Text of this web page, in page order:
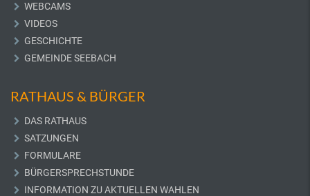
WEBCAMS
VIDEOS
GESCHICHTE
GEMEINDE SEEBACH
RATHAUS & BÜRGER
DAS RATHAUS
SATZUNGEN
FORMULARE
BÜRGERSPRECHSTUNDE
INFORMATION ZU AKTUELLEN WAHLEN